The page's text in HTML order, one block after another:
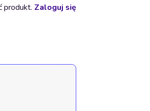
produkt. Zaloguj się